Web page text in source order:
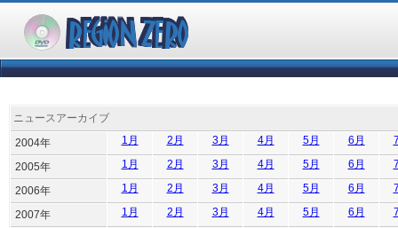
ニュースアーカイブ
2004年
1月 2月 3月 4月 5月 6月
2005年 1月 2月 3月 4月 5月 6月
2006年 1月 2月 3月 4月 5月 6月
2007年 1月 2月 3月 4月 5月 6月